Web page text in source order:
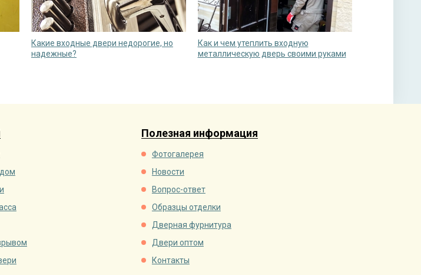
Какие входные двери недорогие, но
надежные?
Как и чем утеплить входную
металлическую дверь своими руками
Полезная информация
Фотогалерея
Новости
Вопрос-ответ
Образцы отделки
Дверная фурнитура
Двери оптом
Контакты